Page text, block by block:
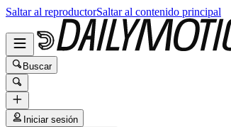
Saltar al reproductorSaltar al contenido principal
Buscar
Iniciar sesión